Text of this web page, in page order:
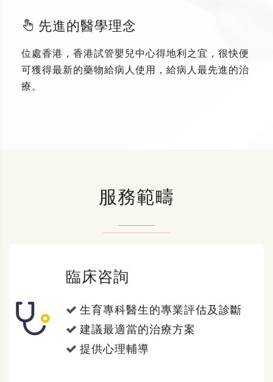
先進的醫學理念
位處香港，香港試管嬰兒中心得地利之宜，很快便
可獲得最新的藥物給病人使用，給病人最先進的治
療。
服務範疇
臨床咨詢
生育專科醫生的專業評估及診斷
建議最適當的治療方案
提供心理輔導